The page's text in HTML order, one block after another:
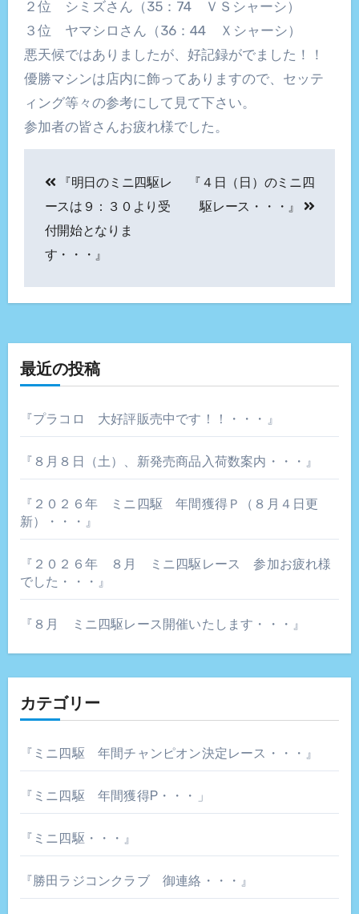
２位 シミズさん（35：74 ＶＳシャーシ）
３位 ヤマシロさん（36：44 Ｘシャーシ）
悪天候ではありましたが、好記録がでました！！
優勝マシンは店内に飾ってありますので、セッテ
ィング等々の参考にして見て下さい。
参加者の皆さんお疲れ様でした。
ナ
ビ
ゲ
シ
ョ
ン
『明日のミニ四駆レ
ースは９：３０より受
付開始となりま
す・・・』
『４日（日）のミニ四
駆レース・・・』
最近の投稿
『プラコロ 大好評販売中です！！・・・』
『８月８日（土）、新発売商品入荷数案内・・・』
『２０２６年 ミニ四駆 年間獲得Ｐ（８月４日更
新）・・・』
『２０２６年 ８月 ミニ四駆レース 参加お疲れ様
でした・・・』
『８月 ミニ四駆レース開催いたします・・・』
カテゴリー
『ミニ四駆 年間チャンピオン決定レース・・・』
『ミニ四駆 年間獲得P・・・」
『ミニ四駆・・・』
『勝田ラジコンクラブ 御連絡・・・』